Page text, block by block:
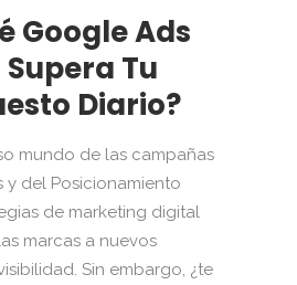
Google Ads
Tu
Diario?
mundo de las campañas
y del Posicionamiento
de marketing digital
marcas a nuevos
Sin embargo, ¿te